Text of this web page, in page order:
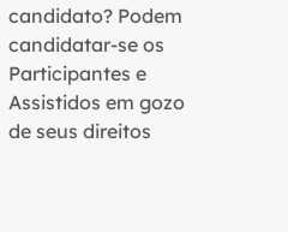
candidato? Podem
candidatar-se os
Participantes e
Assistidos em gozo
de seus direitos